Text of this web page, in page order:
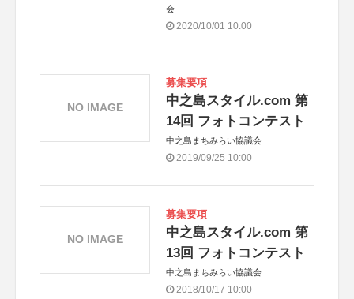
会
2020/10/01 10:00
募集要項
中之島スタイル.com 第
14回 フォトコンテスト
中之島まちみらい協議会
2019/09/25 10:00
NO IMAGE
募集要項
中之島スタイル.com 第
13回 フォトコンテスト
中之島まちみらい協議会
2018/10/17 10:00
NO IMAGE